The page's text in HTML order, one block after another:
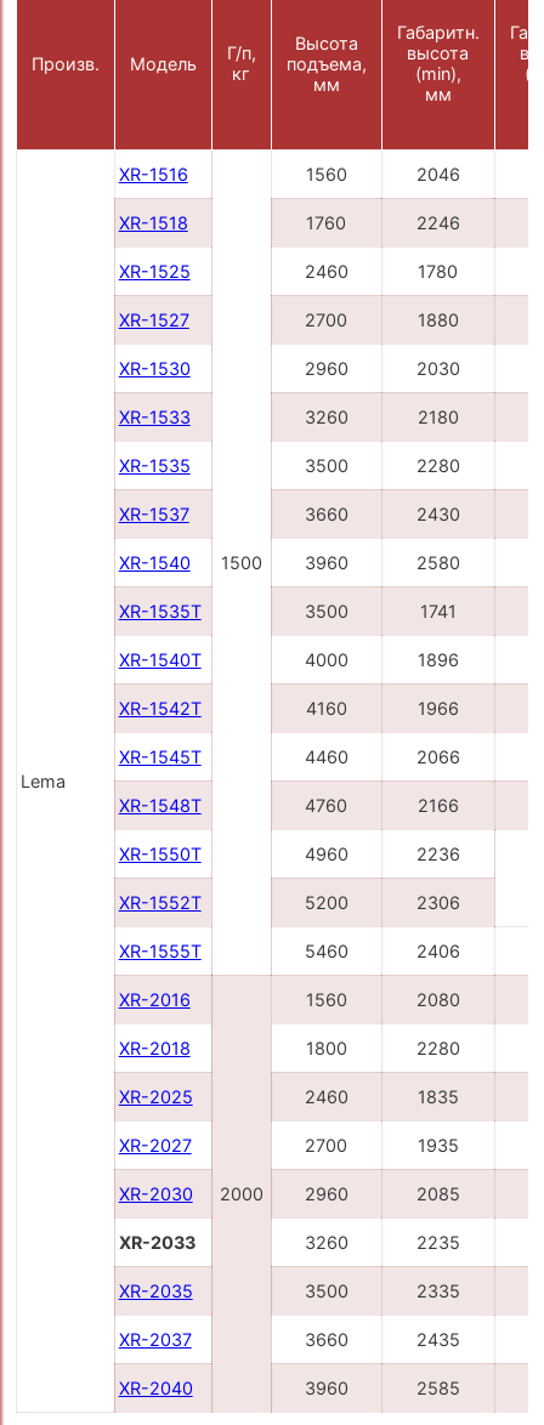
Произв. Модель
Г/п,
кг
Высота
подъема,
мм
Габаритн.
высота
(min),
мм
Lema
XR-1516
1500
1560 2046
XR-1518 1760 2246
XR-1525 2460 1780
XR-1527 2700 1880
XR-1530 2960 2030
XR-1533 3260 2180
XR-1535 3500 2280
XR-1537 3660 2430
XR-1540 3960 2580
XR-1535T 3500 1741
XR-1540T 4000 1896
XR-1542T 4160 1966
XR-1545T 4460 2066
XR-1548T 4760 2166
XR-1550T 4960
2236
XR-1552T
5200 2306
XR-1555T 5460 2406
XR-2016
2000
1560 2080
XR-2018 1800 2280
XR-2025 2460 1835
XR-2027 2700 1935
XR-2030 2960 2085
XR-2033 3260 2235
XR-2035 3500 2335
XR-2037 3660 2435
XR-2040 3960 2585